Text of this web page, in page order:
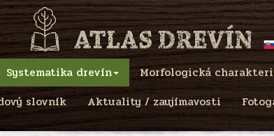
Systematika drevín Morfologická
slovník Aktuality / zaujímavosti